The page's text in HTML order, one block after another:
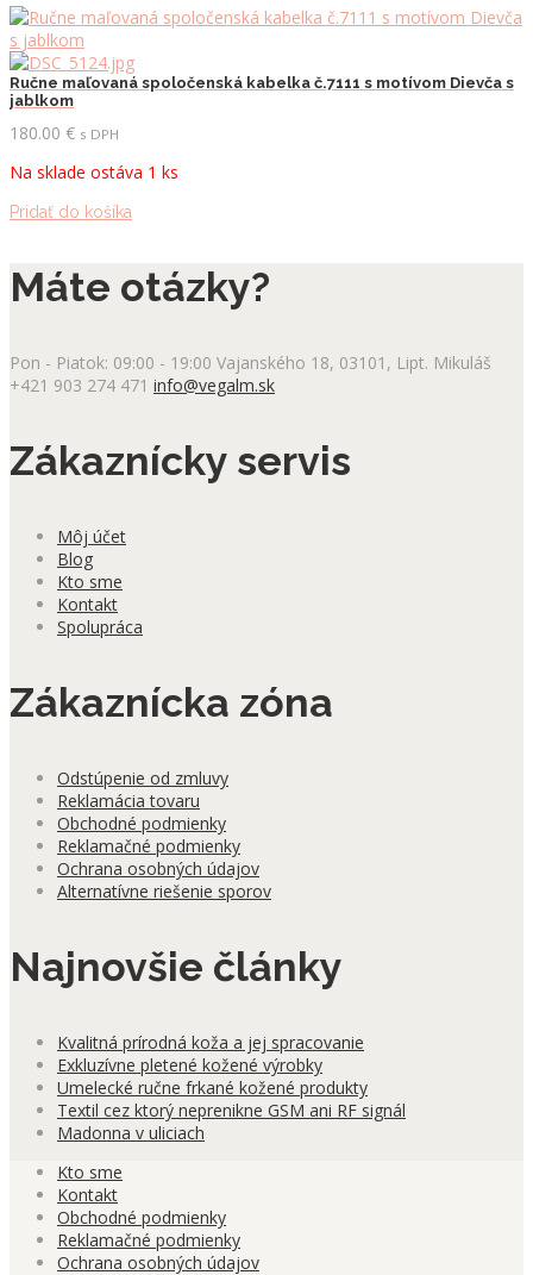
má
variantov.
Možnosti
vybrať
na
Ručne maľovaná spoločenská kabelka č.7111 s motívom Dievča s
jablkom
180.00 € s DPH
Na sklade ostáva 1 ks
Pridať do košíka
Máte otázky?
Pon - Piatok: 09:00 - 19:00 Vajanského 18, 03101, Lipt. Mikuláš
+421 903 274 471 info@vegalm.sk
Zákaznícky servis
Môj účet
Blog
Kto sme
Kontakt
Spolupráca
Zákaznícka zóna
Odstúpenie od zmluvy
Reklamácia tovaru
Obchodné podmienky
Reklamačné podmienky
Ochrana osobných údajov
Alternatívne riešenie sporov
Najnovšie články
Kvalitná prírodná koža a jej spracovanie
Exkluzívne pletené kožené výrobky
Umelecké ručne frkané kožené produkty
Textil cez ktorý neprenikne GSM ani RF signál
Madonna v uliciach
Kto sme
Kontakt
Obchodné podmienky
Reklamačné podmienky
Ochrana osobných údajov